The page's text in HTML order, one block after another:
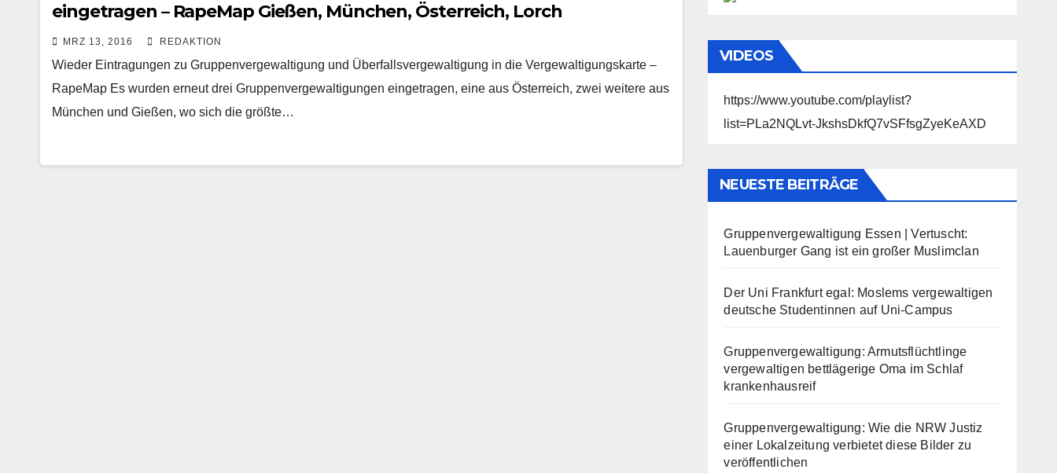
eingetragen – RapeMap Gießen, München, Österreich, Lorch
MRZ 13, 2016 REDAKTION
Wieder Eintragungen zu Gruppenvergewaltigung und Überfallsvergewaltigung in die Vergewaltigungskarte –
RapeMap Es wurden erneut drei Gruppenvergewaltigungen eingetragen, eine aus Österreich, zwei weitere aus
München und Gießen, wo sich die größte…
VIDEOS
https://www.youtube.com/playlist?
list=PLa2NQLvt-JkshsDkfQ7vSFfsgZyeKeAXD
NEUESTE BEITRÄGE
Gruppenvergewaltigung Essen | Vertuscht:
Lauenburger Gang ist ein großer Muslimclan
Der Uni Frankfurt egal: Moslems vergewaltigen
deutsche Studentinnen auf Uni-Campus
Gruppenvergewaltigung: Armutsflüchtlinge
vergewaltigen bettlägerige Oma im Schlaf
krankenhausreif
Gruppenvergewaltigung: Wie die NRW Justiz
einer Lokalzeitung verbietet diese Bilder zu
veröffentlichen